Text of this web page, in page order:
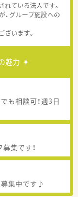
ている法人です。
、グループ施設への
います。
魅力
も相談可！週3日
集です！
募集中です♪